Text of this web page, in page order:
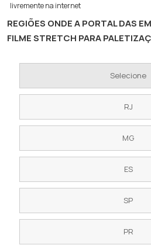
livremente na internet
REGIÕES ONDE A PORTAL DAS
FILME STRETCH PARA
Selecione
RJ
MG
ES
SP
PR